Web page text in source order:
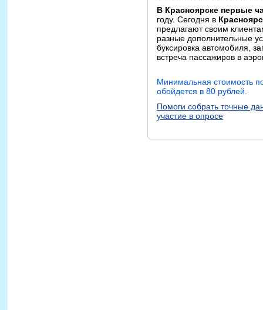
В Красноярске первые
году. Сегодня в
предлагают своим
разные дополнительные
буксировка автомобиля,
встреча пассажиров в
Минимальная стоимость
обойдется в 80 рублей.
Помоги собрать точные
участие в опросе